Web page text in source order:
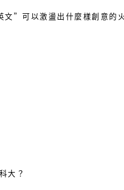
”可以激盪出什麼樣創意的
大？